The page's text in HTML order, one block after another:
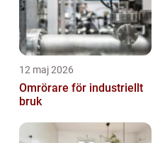
12 maj 2026
Omrörare för industriellt
bruk